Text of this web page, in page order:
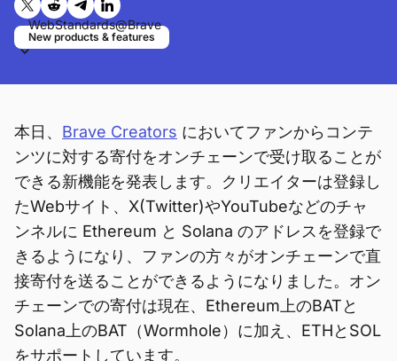
WebStandards@Brave
Twitterで共有する
Reddit で共有
Telegramで共有
LinkedInで共有
New products & features
本日、 Brave Creators においてファンからコンテ
ンツに対する寄付をオンチェーンで受け取ることが
できる新機能を発表します。クリエイターは登録し
たWebサイト、X(Twitter)やYouTubeなどのチャ
ンネルに Ethereum と Solana のアドレスを登録で
きるようになり、ファンの方々がオンチェーンで直
接寄付を送ることができるようになりました。オン
チェーンでの寄付は現在、Ethereum上のBATと
Solana上のBAT（Wormhole）に加え、ETHとSOL
をサポートしています。